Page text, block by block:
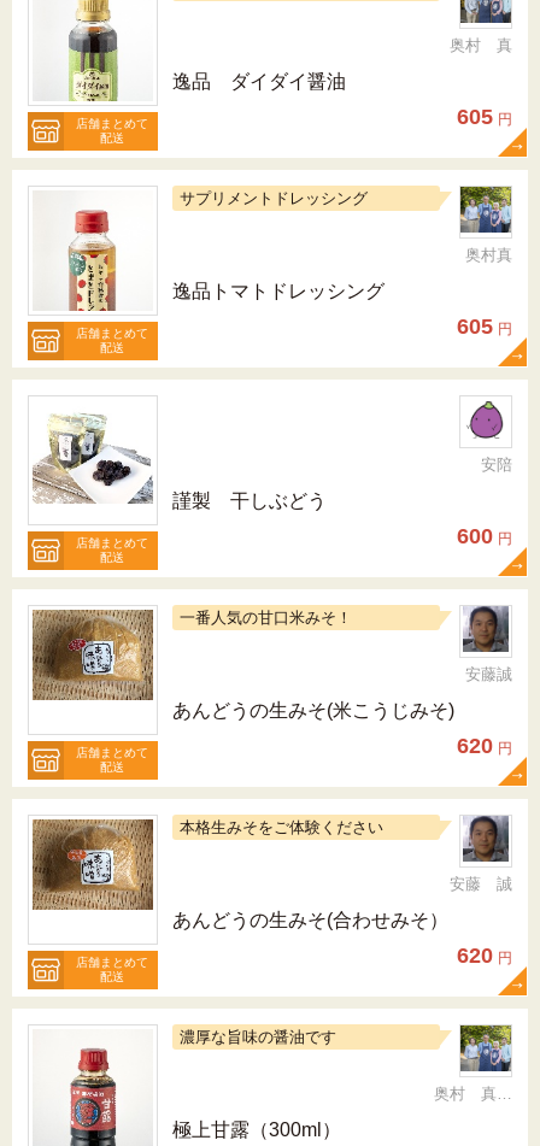
店舗まとめて
配送
奥村 真
逸品 ダイダイ醤油
605 円
店舗まとめて
配送
サプリメントドレッシング
奥村真
逸品トマトドレッシング
605 円
店舗まとめて
配送
安陪
謹製 干しぶどう
600 円
店舗まとめて
配送
一番人気の甘口米みそ！
安藤誠
あんどうの生みそ(米こうじみそ)
620 円
店舗まとめて
配送
本格生みそをご体験ください
安藤 誠
あんどうの生みそ(合わせみそ）
620 円
濃厚な旨味の醤油です
奥村 真（ちか）
極上甘露（300ml）